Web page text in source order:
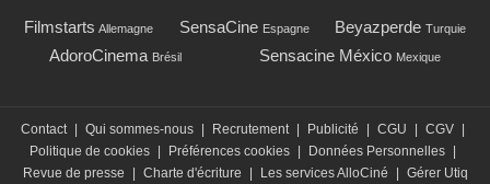
Filmstarts Allemagne SensaCine Espagne Beyazperde Turquie
AdoroCinema Brésil Sensacine México Mexique
Contact Qui sommes-nous Recrutement Publicité CGU CGV
Politique de cookies
Préférences cookies Données Personnelles
Revue de presse
Charte d'écriture Les services AlloCiné Gérer Utiq